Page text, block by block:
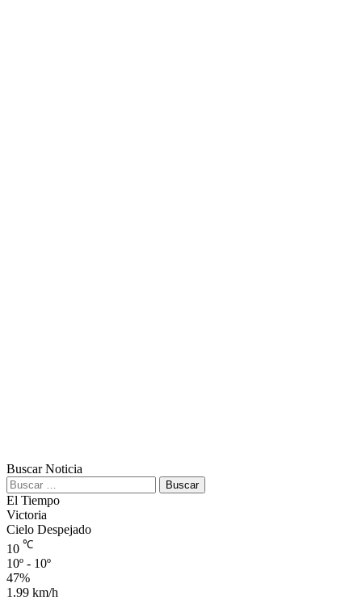
Buscar Noticia
Buscar:
El Tiempo
Victoria
Cielo Despejado
10 ℃
10º - 10º
47%
1.99 km/h